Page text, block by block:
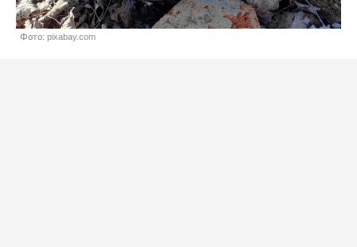
Фото: pixabay.com